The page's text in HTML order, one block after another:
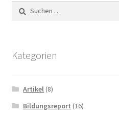
Suchen
nach:
Kategorien
Artikel (8)
Bildungsreport (16)